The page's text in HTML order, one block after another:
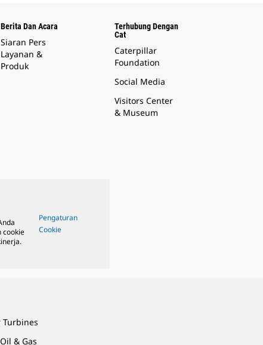
Berita Dan Acara
Siaran Pers
Layanan &
Produk
Terhubung Dengan
Cat
Caterpillar
Foundation
Social Media
Visitors Center
& Museum
cookie
Pengaturan
Cookie
Turbines
& Gas